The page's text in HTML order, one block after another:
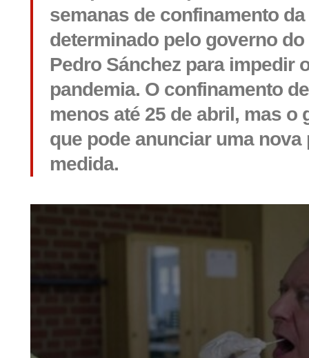
semanas de confinamento
determinado pelo governo
Pedro Sánchez para impedir
pandemia. O confinamento
menos até 25 de abril, mas o
que pode anunciar uma
medida.